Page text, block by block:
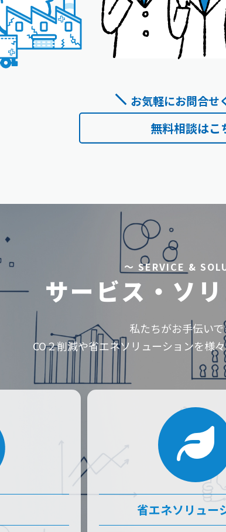
お気軽にお問合せ
無料相談はこ
～ SERVICE &
サービス・ソ
私たちがお手伝い
CO２削減や省エネソリューションを様
省エネソリュー